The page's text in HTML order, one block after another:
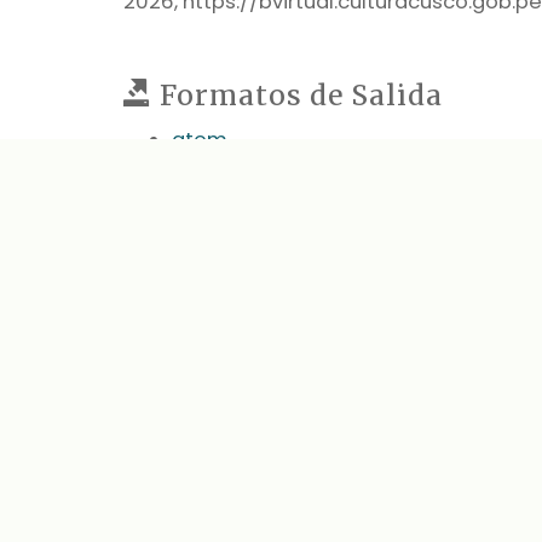
Formatos de Salida
atom